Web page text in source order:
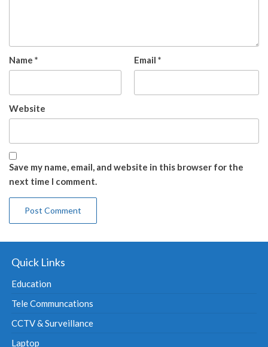
Name * Email *
Website
Save my name, email, and website in this browser for the
next time I comment.
Quick Links
Education
Tele Communcations
CCTV & Surveillance
Laptop